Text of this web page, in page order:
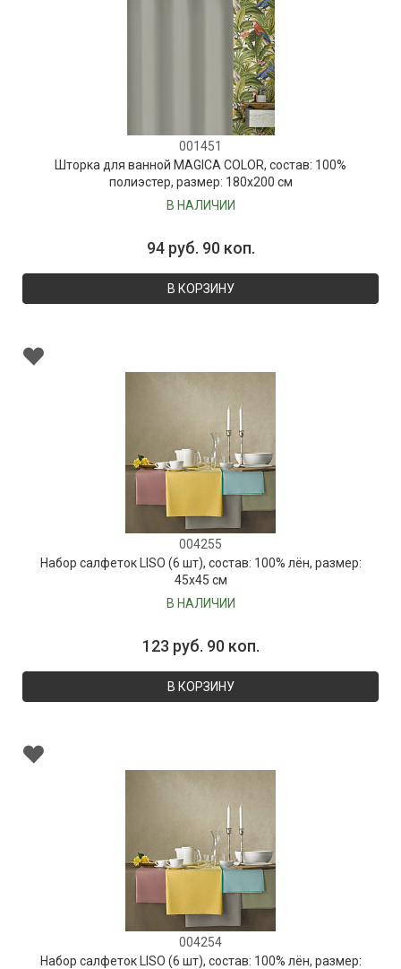
001451
Шторка для ванной MAGICA COLOR, состав: 100%
полиэстер, размер: 180х200 см
В НАЛИЧИИ
94 руб. 90 коп.
В КОРЗИНУ
004255
Набор салфеток LISO (6 шт), состав: 100% лён, размер:
45х45 см
В НАЛИЧИИ
123 руб. 90 коп.
В КОРЗИНУ
004254
Набор салфеток LISO (6 шт), состав: 100% лён, размер: